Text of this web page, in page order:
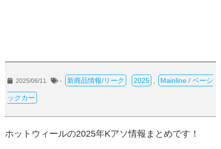
2025/06/11 - 新商品情報/リーク 2025 Mainline / ベーシ
ックカー
ホットウィールの2025年Kアソ情報まとめです！